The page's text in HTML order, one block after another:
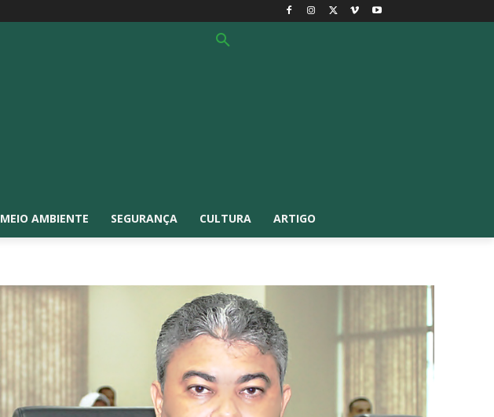
MEIO AMBIENTE SEGURANÇA CULTURA ARTIGO